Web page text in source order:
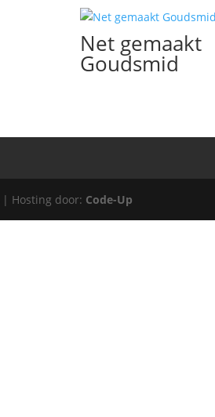
Net gemaakt
Goudsmid
| Hosting door: Code-Up